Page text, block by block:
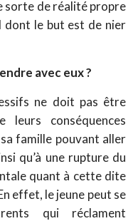
sorte de réalité propre
dont le but est de nier
avec eux ?
ne doit pas être
conséquences
famille pouvant aller
qu’à une rupture du
quant à cette dite
effet, le jeune peut se
qui réclament